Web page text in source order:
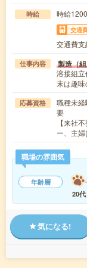
時給 時給
交通
交通費支
仕事内容 製造（
溶接組
末は趣
応募資格
職種未経
要
【来社
ー、主
職場の雰囲気
年齢層
20代
気になる!